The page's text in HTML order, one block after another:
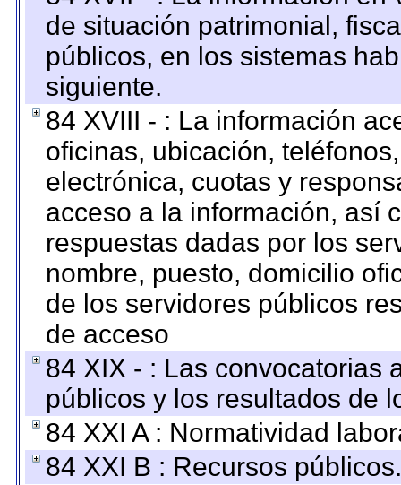
de situación patrimonial,
públicos, en los sistemas
siguiente.
84 XVIII - : La información
oficinas, ubicación,
electrónica, cuotas y
acceso a la información, así
respuestas dadas por los
nombre, puesto, domicilio
de los servidores públicos
de acceso
84 XIX - : Las convocatorias
públicos y los resultados de
84 XXI A : Normatividad
84 XXI B : Recursos públicos.